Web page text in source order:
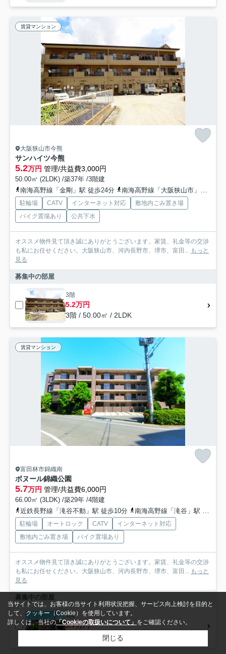
賃貸マンション
大阪狭山市今熊
サンハイツ今熊
5.2万円 管理/共益費3,000円
50.00㎡ (2LDK) /築37年 /3階建
南海高野線「金剛」駅 徒歩24分
南海高野線「大阪狭山市」駅 徒歩27分
駐輪場 CATV インターネット対応
敷地内ごみ置き場
バイク置場あり
公共下水
オススメ物件見て頂き誠にありがとうございます。家賃、礼金等の交渉
も私にお任せください。大阪狭山市、河内長野市、堺市、富田...
もっと
見る
募集中の部屋
3階
5.2万円
3階 / 50.00㎡ / 2LDK
賃貸マンション
富田林市錦織南
ボヌール錦織公園
5.7万円 管理/共益費6,000円
66.00㎡ (3LDK) /築29年 /4階建
近鉄長野線「滝谷不動」駅 徒歩10分
南海高野線「滝谷」駅 徒歩29分
駐輪場 オートロック CATV
インターネット対応
敷地内ごみ置き場
バイク置場あり
オススメ物件見て頂き誠にありがとうございます。家賃、礼金等の交渉
も私にお任せください。大阪狭山市、河内長野市、堺市、富田...
もっと
見る
募集中の部屋
4階
5.7万円
4階 / 66.00㎡ / 3LDK
当サイトでは、お客様の当サイト利用状況把握、サービス向上検討を目的と
して、クッキー（Cookie）を使用しています。
詳しくは、当社の「Cookieの取扱いについて」 をご確認ください。
閉じる